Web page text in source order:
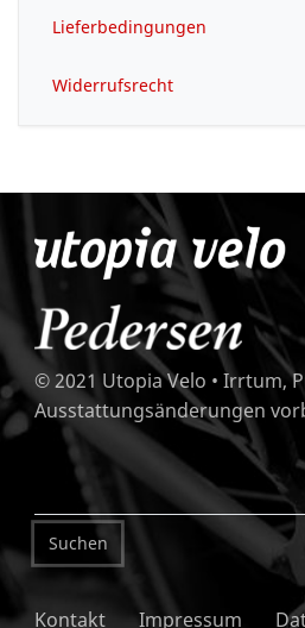
Lieferbedingungen
Widerrufsrecht
© 2021 Utopia Velo • Irrtum,
Ausstattungsänderungen
Kontakt Impressum